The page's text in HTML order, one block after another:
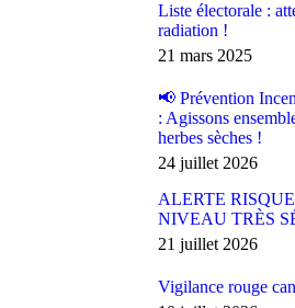
Liste électorale :
radiation !
21 mars 2025
📢 Prévention
: Agissons
herbes sèches !
24 juillet 2026
ALERTE
NIVEAU TRÈS
21 juillet 2026
Vigilance rouge